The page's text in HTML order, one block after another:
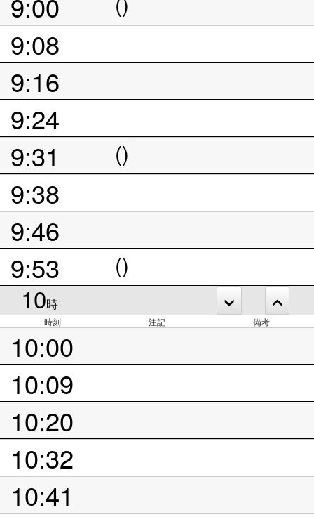
9:08
9:16
9:24
9:31
()
9:38
9:46
9:53
()
10時
時刻 注記 備考
10:00
10:09
10:20
10:32
10:41